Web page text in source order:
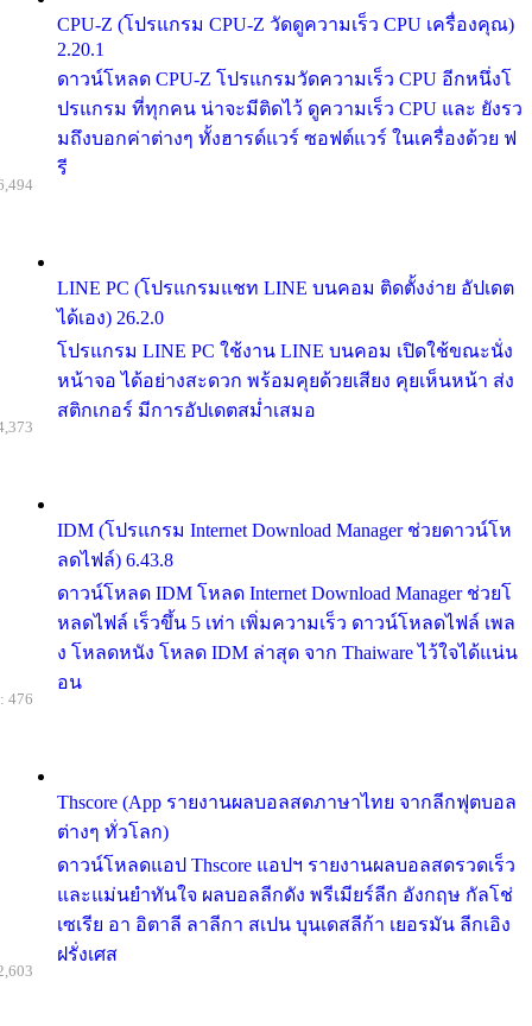
CPU-Z (โปรแกรม CPU-Z วัดดูความเร็ว CPU เครื่องคุณ)
2.20.1
ดาวน์โหลด CPU-Z โปรแกรมวัดความเร็ว CPU อีกหนึ่งโ
ปรแกรม ที่ทุกคน น่าจะมีติดไว้ ดูความเร็ว CPU และ ยังรว
มถึงบอกค่าต่างๆ ทั้งฮารด์แวร์ ซอฟต์แวร์ ในเครื่องด้วย ฟ
รี
LINE PC (โปรแกรมแชท LINE บนคอม ติดตั้งง่าย อัปเดต
ได้เอง) 26.2.0
โปรแกรม LINE PC ใช้งาน LINE บนคอม เปิดใช้ขณะนั่ง
หน้าจอ ได้อย่างสะดวก พร้อมคุยด้วยเสียง คุยเห็นหน้า ส่ง
สติกเกอร์ มีการอัปเดตสม่ำเสมอ
IDM (โปรแกรม Internet Download Manager ช่วยดาวน์โห
ลดไฟล์) 6.43.8
ดาวน์โหลด IDM โหลด Internet Download Manager ช่วยโ
หลดไฟล์ เร็วขึ้น 5 เท่า เพิ่มความเร็ว ดาวน์โหลดไฟล์ เพล
ง โหลดหนัง โหลด IDM ล่าสุด จาก Thaiware ไว้ใจได้แน่น
อน
Thscore (App รายงานผลบอลสดภาษาไทย จากลีกฟุตบอล
ต่างๆ ทั่วโลก)
ดาวน์โหลดแอป Thscore แอปฯ รายงานผลบอลสดรวดเร็ว
และแม่นยำทันใจ ผลบอลลีกดัง พรีเมียร์ลีก อังกฤษ กัลโช่
เซเรีย อา อิตาลี ลาลีกา สเปน บุนเดสลีก้า เยอรมัน ลีกเอิง
ฝรั่งเศส
476